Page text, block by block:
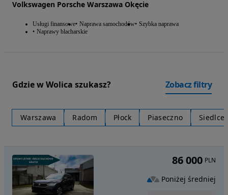
Volkswagen Porsche Warszawa Okęcie
Usługi finansowe Naprawa samochodów Szybka naprawa
Naprawy blacharskie
Gdzie w Wolica szukasz? Zobacz filtry
Warszawa Radom Płock Piaseczno Siedlce
86 000 PLN
Poniżej średniej